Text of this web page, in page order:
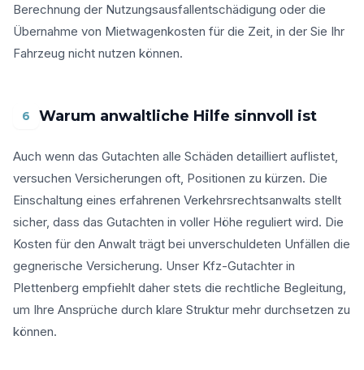
Berechnung der Nutzungsausfallentschädigung oder die
Übernahme von Mietwagenkosten für die Zeit, in der Sie Ihr
Fahrzeug nicht nutzen können.
6 Warum anwaltliche Hilfe sinnvoll ist
Auch wenn das Gutachten alle Schäden detailliert auflistet,
versuchen Versicherungen oft, Positionen zu kürzen. Die
Einschaltung eines erfahrenen Verkehrsrechtsanwalts stellt
sicher, dass das Gutachten in voller Höhe reguliert wird. Die
Kosten für den Anwalt trägt bei unverschuldeten Unfällen die
gegnerische Versicherung. Unser Kfz-Gutachter in
Plettenberg empfiehlt daher stets die rechtliche Begleitung,
um Ihre Ansprüche durch klare Struktur mehr durchsetzen zu
können.